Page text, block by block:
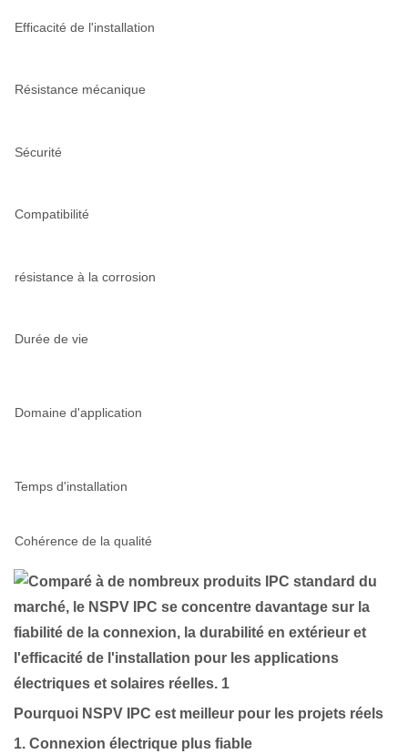
Efficacité de l'installation
Résistance mécanique
Sécurité
Compatibilité
résistance à la corrosion
Durée de vie
Domaine d'application
Temps d'installation
Cohérence de la qualité
Pourquoi NSPV IPC est meilleur pour les projets réels
1. Connexion électrique plus fiable